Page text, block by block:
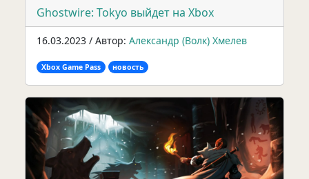
Ghostwire: Tokyo выйдет на Xbox
16.03.2023 / Автор: Александр (Волк) Хмелев
Xbox Game Pass новость